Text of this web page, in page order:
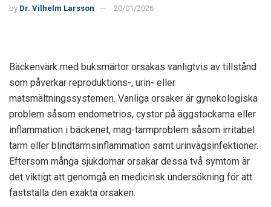
by Dr. Vilhelm Larsson 20/01/2026
Bäckenvärk med buksmärtor orsakas vanligtvis av tillstånd
som påverkar reproduktions-, urin- eller
matsmältningssystemen. Vanliga orsaker är gynekologiska
problem såsom endometrios, cystor på äggstockarna eller
inflammation i bäckenet, mag-tarmproblem såsom irritabel
tarm eller blindtarmsinflammation samt urinvägsinfektioner.
Eftersom många sjukdomar orsakar dessa två symtom är
det viktigt att genomgå en medicinsk undersökning för att
fastställa den exakta orsaken.